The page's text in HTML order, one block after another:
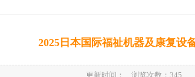
2025日本国际福祉机器及康复设
更新时间： 浏览次数： 345